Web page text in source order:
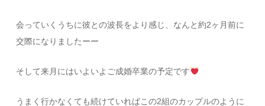
会っていくうちに彼との波長をより感じ、なんと約2ヶ月前に
交際になりましたーー
そして来月にはいよいよご成婚卒業の予定です
うまく行かなくても続けていればこの2組のカップルのように